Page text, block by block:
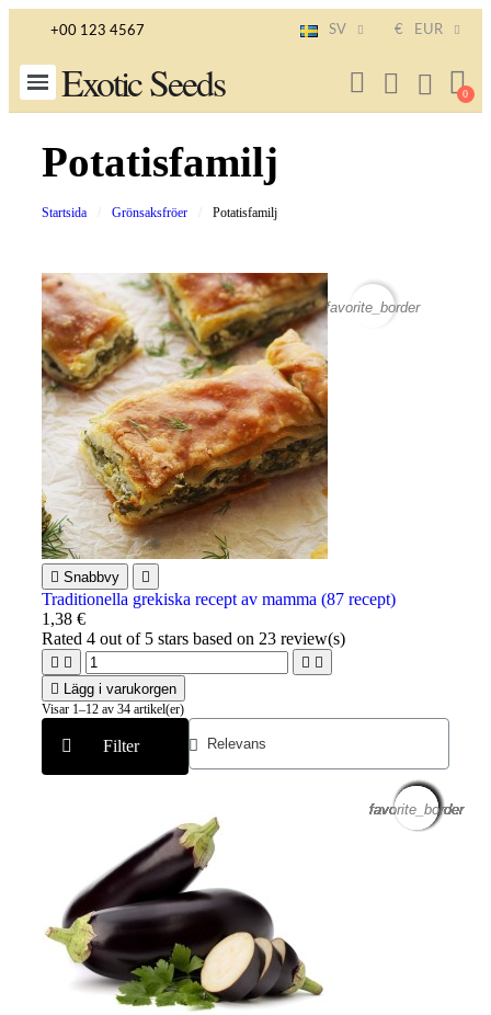
+00 123 4567 SV € EUR
Exotic Seeds
Potatisfamilj
Startsida Grönsaksfröer Potatisfamilj
favorite_border
 Snabbvy 
Traditionella grekiska recept av mamma (87 recept)
1,38 €
Rated4 out of 5 stars based on 23 review(s)
   
 Lägg i varukorgen
Filter
Visar 1–12 av 34 artikel(er)
favorite_border
favorite_border
favorite_border
favorite_border
favorite_border
favorite_border
favorite_border
favorite_border
favorite_border
favorite_border
favorite_border
favorite_border